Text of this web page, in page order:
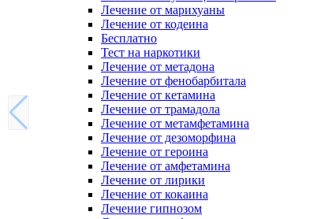
Лечение от марихуаны
Лечение от кодеина
Бесплатно
Тест на наркотики
Лечение от метадона
Лечение от фенобарбитала
Лечение от кетамина
Лечение от трамадола
Лечение от метамфетамина
Лечение от дезоморфина
Лечение от героина
Лечение от амфетамина
Лечение от лирики
Лечение от кокаина
Лечение гипнозом